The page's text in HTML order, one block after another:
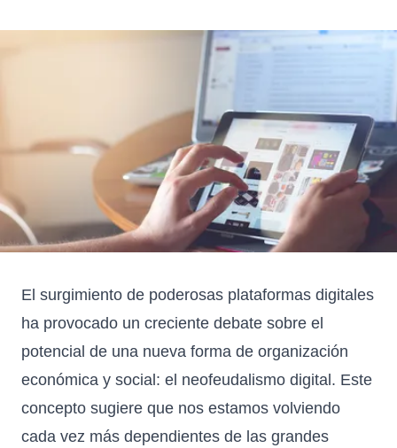
El surgimiento de poderosas plataformas digitales
ha provocado un creciente debate sobre el
potencial de una nueva forma de organización
económica y social: el neofeudalismo digital. Este
concepto sugiere que nos estamos volviendo
cada vez más dependientes de las grandes